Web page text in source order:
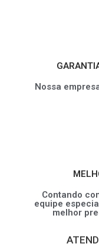
Nossa
Contando
equipe
melhor